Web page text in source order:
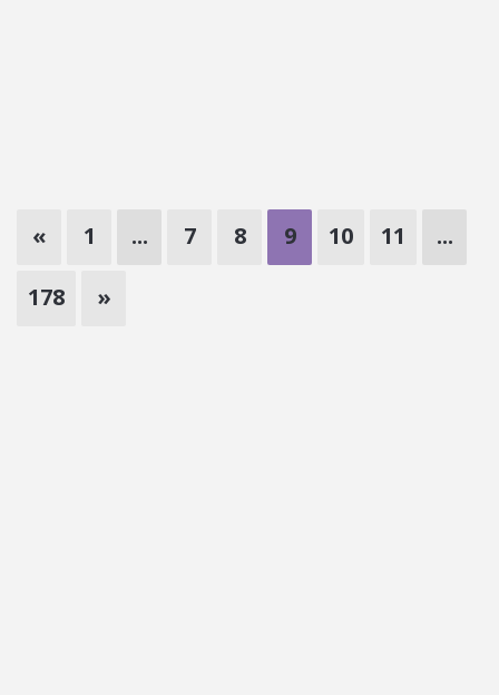
« 1 ... 7 8 9 10 11 ...
178 »